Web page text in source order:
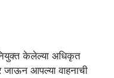
केलेल्या अधिकृत
जाऊन आपल्या वाहनाची